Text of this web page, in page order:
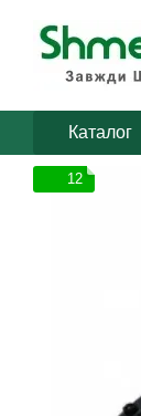
Каталог
12